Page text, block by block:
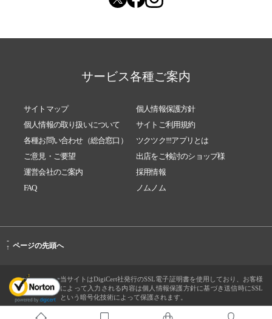
サービス各種ご案内
サイトマップ
個人情報保護方針
個人情報の取り扱いについて
サイトご利用規約
各種お問い合わせ（総合窓口）
ツクツク!!!アプリとは
ご意見・ご要望
出店をご検討のショップ様
運営会社のご案内
採用情報
FAQ
ノムノム
-
↑ ページの先頭へ
当サイトはDigiCert社発行のSSL電子証明書を使用しており、お客様
によって入力される内容は個人情報保護方針に基づき送信時にSSL
という暗号化技術によって保護されます。